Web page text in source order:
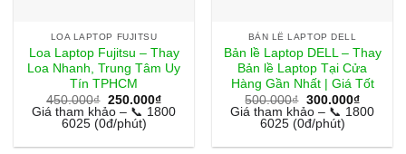
LOA LAPTOP FUJITSU
Loa Laptop Fujitsu – Thay
Loa Nhanh, Trung Tâm Uy
Tín TPHCM
450.000₫ Giá
gốc
là:
450.000₫.
250.000₫Giá
hiện
250.000₫.
Giá tham khảo – 📞 1800
6025 (0đ/phút)
BẢN LỀ LAPTOP DELL
Bản lề Laptop DELL – Thay
Bản lề Laptop Tại Cửa
Hàng Gần Nhất | Giá Tốt
500.000₫ Giá
gốc
là:
500.000₫.
300.000₫Giá
hiện
Giá tham khảo – 📞 1800
6025 (0đ/phút)